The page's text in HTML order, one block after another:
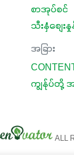
စာအုပ်စင်
သီးနှံစျေးနှု
အခြား
ကျွန်ုပ်တို့ အ
ALL